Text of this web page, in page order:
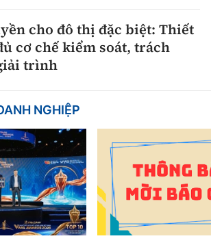
cho đô thị đặc biệt: Thiết
cơ chế kiểm soát, trách
trình
NGHIỆP